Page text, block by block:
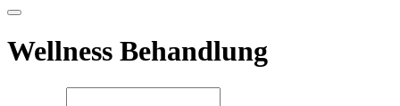
Wellness Behandlung